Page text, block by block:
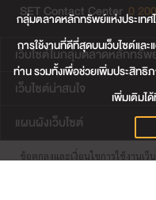
SET Contact Center 0
เว็บไซต์ในกลุ่มตลาดหลักทรั
เว็บไซต์น่าสนใจ
แผนผังเว็บไซต์
ข้อตกลงและเงื่อนไขการใช้งานเว็
กลุ่มตลาดหลักทรัพย์แห่งประเท
การใช้งานที่ดีที่สุดบนเว็บไซต์แ
ท่าน รวมทั้งเพื่อช่วยเพิ่มประสิทธิ
เพิ่มเติมไ